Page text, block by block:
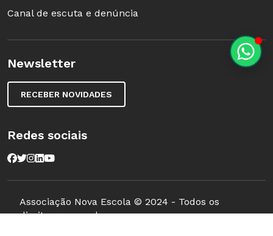
Canal de escuta e denúncia
Newsletter
RECEBER NOVIDADES
Redes sociais
Associação Nova Escola © 2024 - Todos os
direitos reservados.